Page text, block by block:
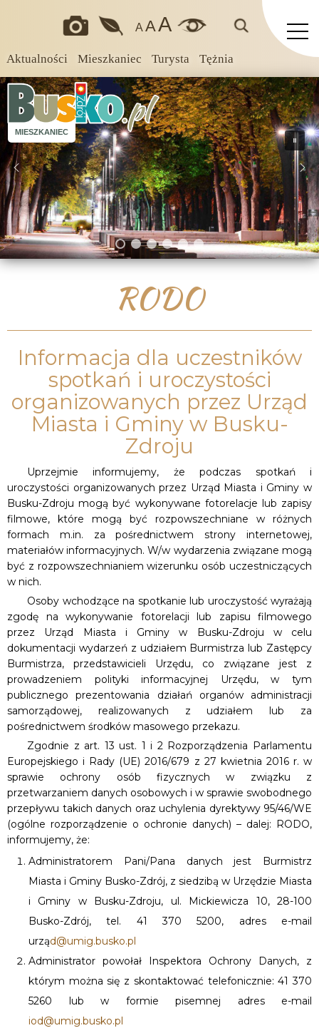
Aktualności Mieszkaniec Turysta Tężnia
A AA
MIESZKANIEC
RODO
Informacja dla uczestników
spotkań i uroczystości
organizowanych przez Urząd
Miasta i Gminy w Busku-
Zdroju
Uprzejmie informujemy, że podczas spotkań i
uroczystości organizowanych przez Urząd Miasta i Gminy w
Busku-Zdroju mogą być wykonywane fotorelacje lub zapisy
filmowe, które mogą być rozpowszechniane w różnych
formach m.in. za pośrednictwem strony internetowej,
materiałów informacyjnych. W/w wydarzenia związane mogą
być z rozpowszechnianiem wizerunku osób uczestniczących
w nich.
Osoby wchodzące na spotkanie lub uroczystość wyrażają
zgodę na wykonywanie fotorelacji lub zapisu filmowego
przez Urząd Miasta i Gminy w Busku-Zdroju w celu
dokumentacji wydarzeń z udziałem Burmistrza lub Zastępcy
Burmistrza, przedstawicieli Urzędu, co związane jest z
prowadzeniem polityki informacyjnej Urzędu, w tym
publicznego prezentowania działań organów administracji
samorządowej, realizowanych z udziałem lub za
pośrednictwem środków masowego przekazu.
Zgodnie z art. 13 ust. 1 i 2 Rozporządzenia Parlamentu
Europejskiego i Rady (UE) 2016/679 z 27 kwietnia 2016 r. w
sprawie ochrony osób fizycznych w związku z
przetwarzaniem danych osobowych i w sprawie swobodnego
przepływu takich danych oraz uchylenia dyrektywy 95/46/WE
(ogólne rozporządzenie o ochronie danych) – dalej: RODO,
informujemy, że:
Administratorem Pani/Pana danych jest Burmistrz
Miasta i Gminy Busko-Zdrój, z siedzibą w Urzędzie Miasta
i Gminy w Busku-Zdroju, ul. Mickiewicza 10, 28-100
Busko-Zdrój, tel. 41 370 5200, adres e-mail
urząd@umig.busko.pl
Administrator powołał Inspektora Ochrony Danych, z
którym można się z skontaktować telefonicznie: 41 370
5260 lub w formie pisemnej adres e-mail
iod@umig.busko.pl